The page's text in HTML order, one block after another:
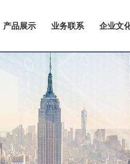
产品展示 业务联系 企业文